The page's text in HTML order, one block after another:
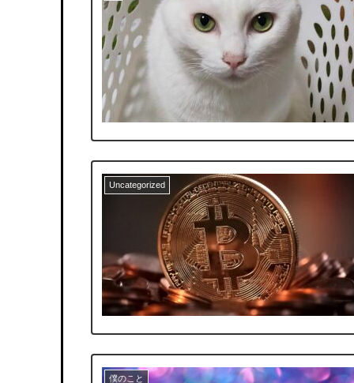
Uncategorized
僕のこと